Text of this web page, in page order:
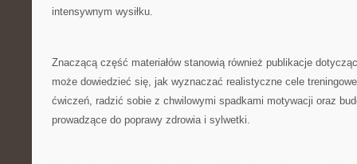
intensywnym wysiłku.
Znaczącą część materiałów stanowią również publikacje
może dowiedzieć się, jak wyznaczać realistyczne cele
ćwiczeń, radzić sobie z chwilowymi spadkami motywacji oraz
prowadzące do poprawy zdrowia i sylwetki.